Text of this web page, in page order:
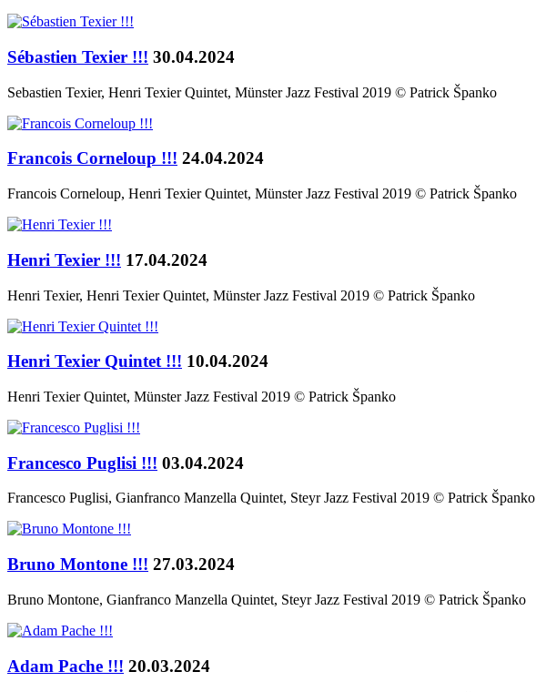
Sébastien Texier !!! 30.04.2024
Sebastien Texier, Henri Texier Quintet, Münster Jazz Festival 2019 © Patrick Španko
Francois Corneloup !!! 24.04.2024
Francois Corneloup, Henri Texier Quintet, Münster Jazz Festival 2019 © Patrick Španko
Henri Texier !!! 17.04.2024
Henri Texier, Henri Texier Quintet, Münster Jazz Festival 2019 © Patrick Španko
Henri Texier Quintet !!! 10.04.2024
Henri Texier Quintet, Münster Jazz Festival 2019 © Patrick Španko
Francesco Puglisi !!! 03.04.2024
Francesco Puglisi, Gianfranco Manzella Quintet, Steyr Jazz Festival 2019 © Patrick Španko
Bruno Montone !!! 27.03.2024
Bruno Montone, Gianfranco Manzella Quintet, Steyr Jazz Festival 2019 © Patrick Španko
Adam Pache !!! 20.03.2024